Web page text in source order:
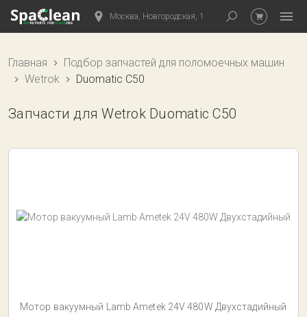
Москва, Новгородская, 1
Главная
Подбор запчастей для поломоечных машин
Wetrok
Duomatic C50
Запчасти для Wetrok Duomatic C50
Мотор вакуумный Lamb Ametek 24V 480W Двухстадийный